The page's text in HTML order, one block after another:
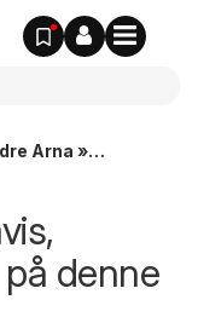
Arna »
denne